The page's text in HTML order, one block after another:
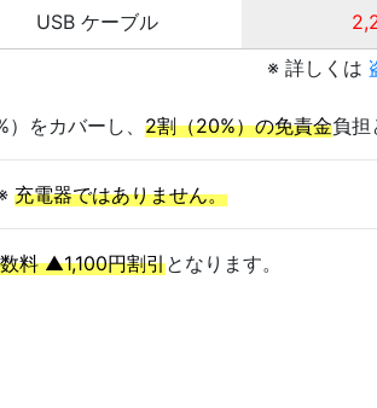
USB ケーブル
※ 詳しくは
をカバーし、 2割（20%）の免責金負担
充電器ではありません。
料 ▲1,100円割引となります。